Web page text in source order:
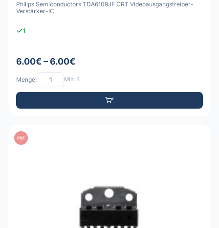
Philips Semiconductors TDA6109JF CRT Videoausgangstreiber-
Verstärker-IC
1
6.00€ – 6.00€
Menge: Min: 1
PDF